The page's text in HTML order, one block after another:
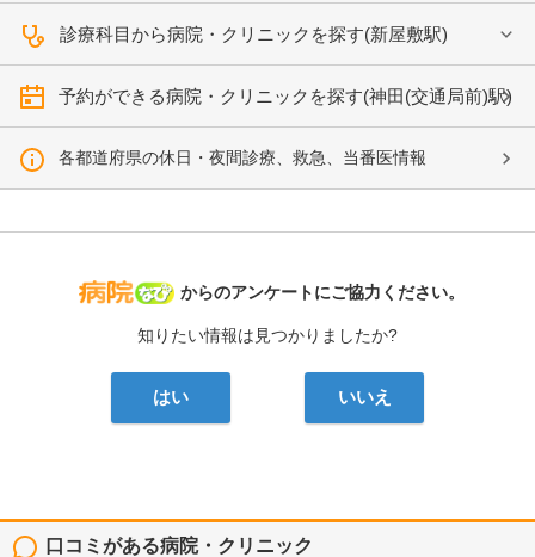
診療科目から病院・クリニックを探す(新屋敷駅)
予約ができる病院・クリニックを探す(神田(交通局前)駅)
各都道府県の休日・夜間診療、救急、当番医情報
病院なび
からのアンケートにご協力ください。
知りたい情報は見つかりましたか?
はい いいえ
口コミがある病院・クリニック